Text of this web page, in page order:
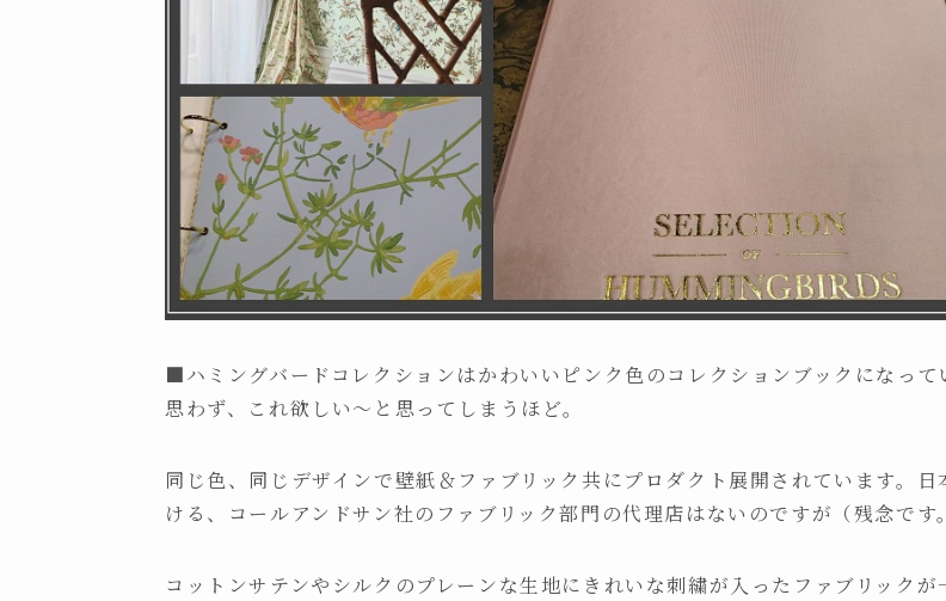
■ハミングバードコレクションはかわいいピンク色のコレクションブックになって
思わず、これ欲しい～と思ってしまうほど。
同じ色、同じデザインで壁紙＆ファブリック共にプロダクト展開されています。日
ける、コールアンドサン社のファブリック部門の代理店はないのですが（残念です
コットンサテンやシルクのプレーンな生地にきれいな刺繍が入ったファブリックが